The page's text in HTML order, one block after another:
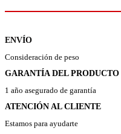
ENVÍO
Consideración de peso
GARANTÍA DEL PRODUCTO
1 año asegurado de garantía
ATENCIÓN AL CLIENTE
Estamos para ayudarte